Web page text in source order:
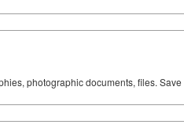
photographic documents, files.